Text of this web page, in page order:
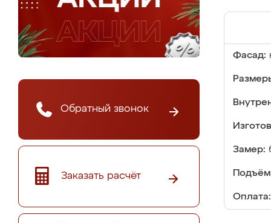
Обратный звонок
Заказать расчёт
Фасад:
Замер:
Оплата: